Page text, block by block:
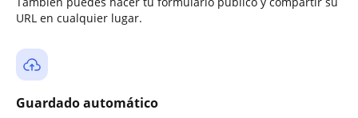
URL en cualquier lugar.
Guardado automático